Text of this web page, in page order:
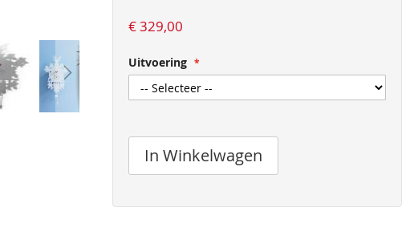
€ 329,00
Uitvoering
In Winkelwagen